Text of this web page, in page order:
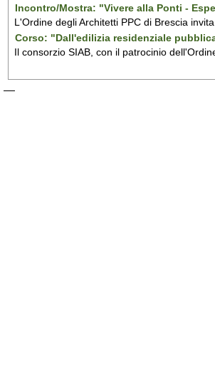
Incontro/Mostra: "Vivere alla Ponti -
L'Ordine degli Architetti PPC di Brescia
Corso: "Dall'edilizia residenziale
Il consorzio SIAB, con il patrocinio